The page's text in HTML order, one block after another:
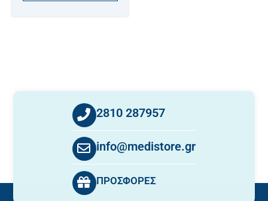
2810 287957
info@medistore.gr
ΠΡΟΣΦΟΡΕΣ